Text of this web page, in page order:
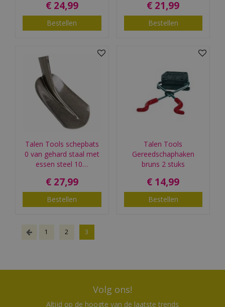
€ 24,99
Bestellen
€ 21,99
Bestellen
Talen Tools schepbats
0 van gehard staal met
essen steel 10…
€ 27,99
Bestellen
Talen Tools
Gereedschaphaken
bruns 2 stuks
€ 14,99
Bestellen
1 2 3
Volg ons!
Altijd op de hoogte van de laatste trends